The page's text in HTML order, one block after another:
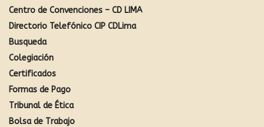
Centro de Convenciones – CD LIMA
Directorio Telefónico CIP CDLima
Busqueda
Colegiación
Certificados
Formas de Pago
Tribunal de Ética
Bolsa de Trabajo